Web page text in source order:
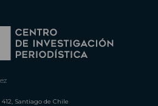
Santiago de Chile